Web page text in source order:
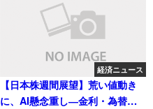
経済ニュース
【日本株週間展望】荒い値動き
に、AI懸念重し―金利・為替動